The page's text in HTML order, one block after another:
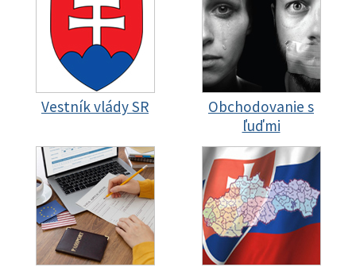
Vestník vlády SR
Obchodovanie s
ľuďmi